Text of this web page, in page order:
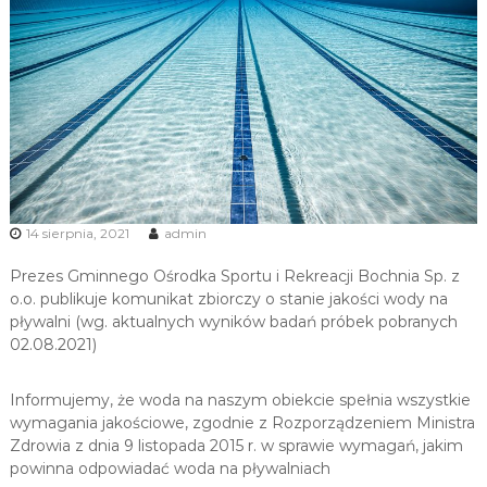
u
i
R
e
k
r
e
a
c
i
14 sierpnia, 2021 admin
Prezes Gminnego Ośrodka Sportu i Rekreacji Bochnia Sp. z
o.o. publikuje komunikat zbiorczy o stanie jakości wody na
pływalni (wg. aktualnych wyników badań próbek pobranych
02.08.2021)
Informujemy, że woda na naszym obiekcie spełnia wszystkie
wymagania jakościowe, zgodnie z Rozporządzeniem Ministra
Zdrowia z dnia 9 listopada 2015 r. w sprawie wymagań, jakim
powinna odpowiadać woda na pływalniach